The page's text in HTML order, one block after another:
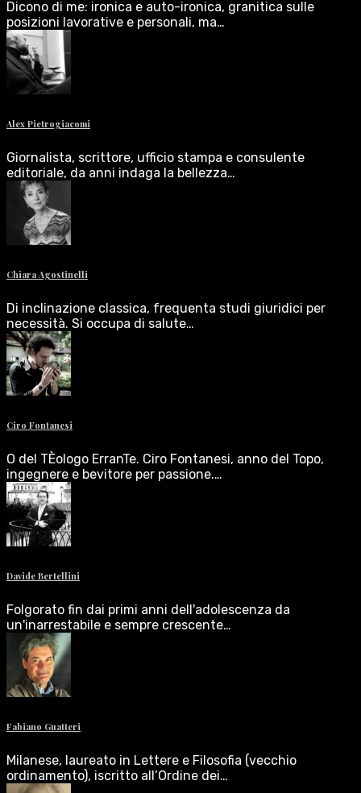
Dicono di me: ironica e auto-ironica, granitica sulle
posizioni lavorative e personali, ma…
Alex Pietrogiacomi
Giornalista, scrittore, ufficio stampa e consulente
editoriale, da anni indaga la bellezza…
Chiara Agostinelli
Di inclinazione classica, frequenta studi giuridici per
necessità. Si occupa di salute…
Ciro Fontanesi
O del TÈologo ErranTe. Ciro Fontanesi, anno del Topo,
ingegnere e bevitore per passione.…
Davide Bertellini
Folgorato fin dai primi anni dell'adolescenza da
un'inarrestabile e sempre crescente…
Fabiano Guatteri
Milanese, laureato in Lettere e Filosofia (vecchio
ordinamento), iscritto all’Ordine dei…